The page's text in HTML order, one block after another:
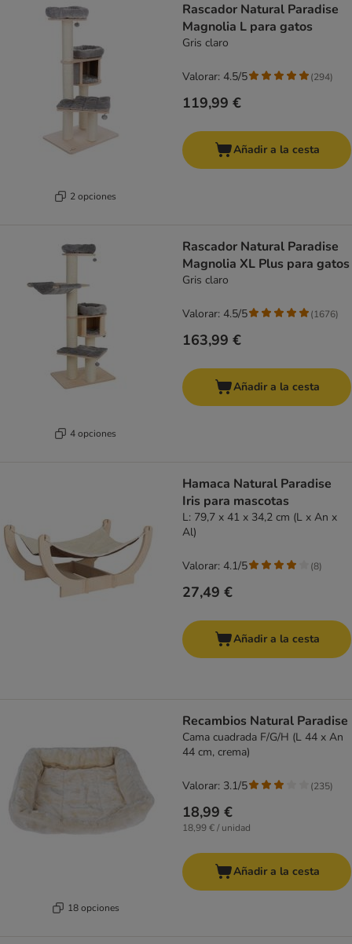
2 opciones
Rascador Natural Paradise
Magnolia L para gatos
Gris claro
119,99 €
Valorar: 4.5/5 (294)
Añadir a la cesta
4 opciones
Rascador Natural Paradise
Magnolia XL Plus para gatos
Gris claro
163,99 €
Valorar: 4.5/5 (1676)
Añadir a la cesta
Hamaca Natural Paradise
Iris para mascotas
L: 79,7 x 41 x 34,2 cm (L x An x
Al)
27,49 €
Valorar: 4.1/5 (8)
Añadir a la cesta
18 opciones
Recambios Natural Paradise
Cama cuadrada F/G/H (L 44 x An
44 cm, crema)
18,99 €
18,99 € / unidad
Valorar: 3.1/5 (235)
Añadir a la cesta